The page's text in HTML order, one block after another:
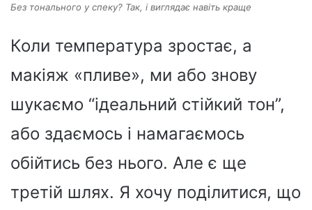
Без тонального у спеку? Так, і виглядає навіть краще
Коли температура зростає, а
макіяж «пливе», ми або знову
шукаємо “ідеальний стійкий тон”,
або здаємось і намагаємось
обійтись без нього. Але є ще
третій шлях. Я хочу поділитися, що